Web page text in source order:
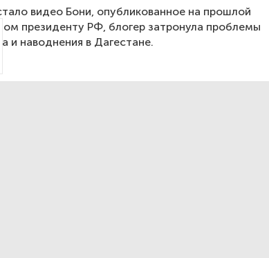
видео Бони, опубликованное на прошлой
президенту РФ, блогер затронула проблемы
и наводнения в Дагестане.